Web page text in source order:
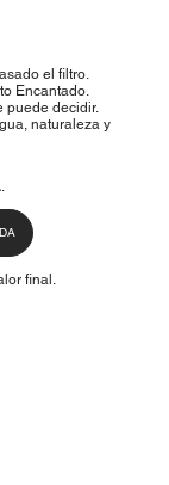
el filtro.
Encantado.
puede decidir.
naturaleza y
final.